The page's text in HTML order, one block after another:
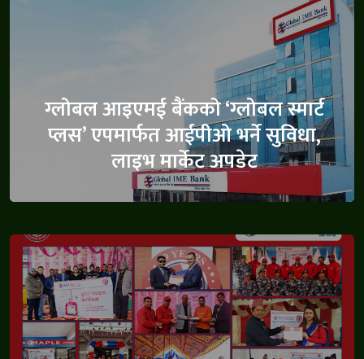
ग्लोबल आइएमई बैंकको ‘ग्लोबल स्मार्ट
प्लस’ एपमार्फत आईपीओ भर्ने सुविधा,
लाइभ मार्केट अपडेट